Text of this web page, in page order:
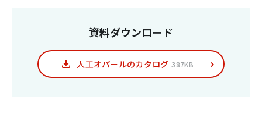
資料ダウンロード
人工オパールのカタログ 387KB